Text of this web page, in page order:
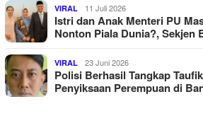
VIRAL 11 Juli 2026
Istri dan Anak Menteri PU
Nonton Piala Dunia?, Sekjen
VIRAL 23 Juni 2026
Polisi Berhasil Tangkap
Penyiksaan Perempuan di